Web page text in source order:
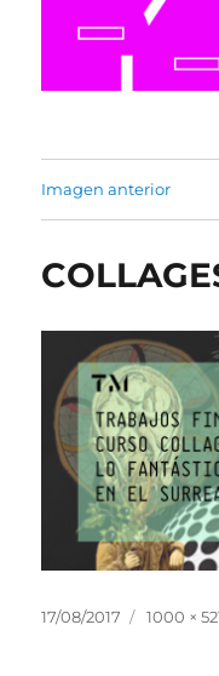
Imagen anterior
Publicado
17/08/2017
Tamaño
1000 ×